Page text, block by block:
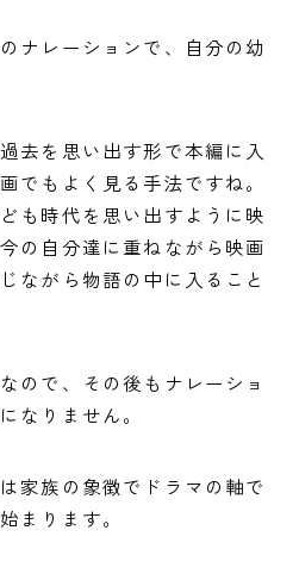
ナレーションで、自分の幼
去を思い出す形で本編に入
でもよく見る手法ですね。
も時代を思い出すように映
の自分達に重ねながら映画
ながら物語の中に入ること
ので、その後もナレーショ
なりません。
家族の象徴でドラマの軸で
まります。